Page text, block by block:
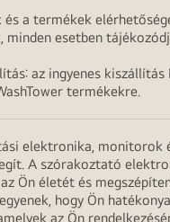
és a termékek
esetben
az ingyenes
termékekre.
elektronika, monitorok
A szórakoztató
Ön életét és
hogy Ön
az Ön